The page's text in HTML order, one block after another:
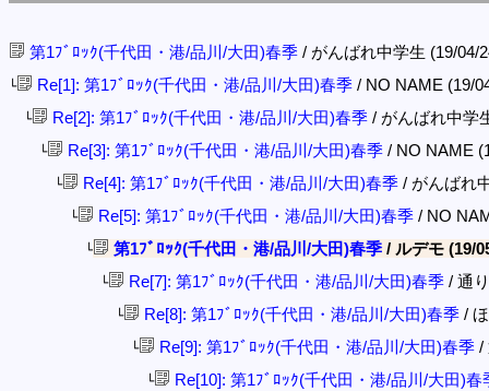
第1ﾌﾞﾛｯｸ(千代田・港/品川/大田)春季 / がんばれ中学生 (19/04/
└ Re[1]: 第1ﾌﾞﾛｯｸ(千代田・港/品川/大田)春季 / NO NAME (19/
└ Re[2]: 第1ﾌﾞﾛｯｸ(千代田・港/品川/大田)春季 / がんばれ中学
└ Re[3]: 第1ﾌﾞﾛｯｸ(千代田・港/品川/大田)春季 / NO NAME
└ Re[4]: 第1ﾌﾞﾛｯｸ(千代田・港/品川/大田)春季 / がんばれ
└ Re[5]: 第1ﾌﾞﾛｯｸ(千代田・港/品川/大田)春季 / NO
└ 第1ﾌﾞﾛｯｸ(千代田・港/品川/大田)春季 / ルデモ (19/
└ Re[7]: 第1ﾌﾞﾛｯｸ(千代田・港/品川/大田)春季 / 通
└ Re[8]: 第1ﾌﾞﾛｯｸ(千代田・港/品川/大田)春季 /
└ Re[9]: 第1ﾌﾞﾛｯｸ(千代田・港/品川/大田)春季 /
└ Re[10]: 第1ﾌﾞﾛｯｸ(千代田・港/品川/大田)春